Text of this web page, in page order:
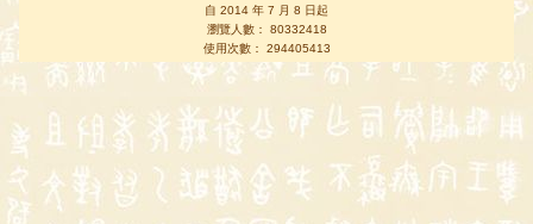
自 2014 年 7 月 8 日起
瀏覽人數： 80332418
使用次數： 294405413